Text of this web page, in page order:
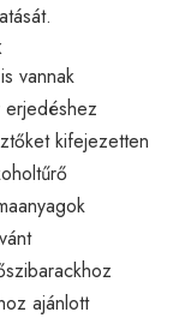
vannak
erjedéshez
kifejezetten
ajánlott